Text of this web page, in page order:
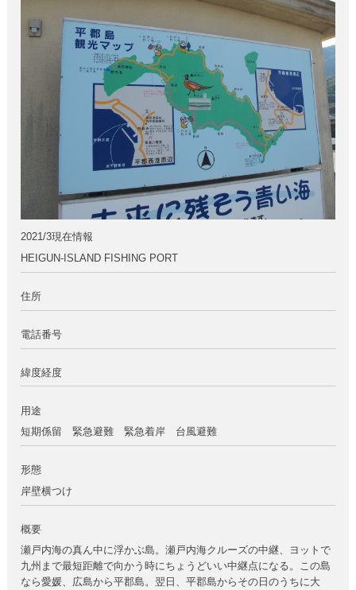
2021/3現在情報
HEIGUN-ISLAND FISHING PORT
住所
電話番号
緯度経度
用途
短期係留 緊急避難 緊急着岸 台風避難
形態
岸壁横つけ
概要
瀬戸内海の真ん中に浮かぶ島。瀬戸内海クルーズの中継、ヨットで
九州まで最短距離で向かう時にちょうどいい中継点になる。この島
なら愛媛、広島から平郡島。翌日、平郡島からその日のうちに大